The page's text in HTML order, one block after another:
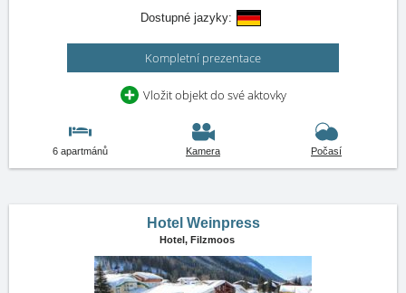
Dostupné jazyky:
Kompletní prezentace
Vložit objekt do své aktovky
6 apartmánů Kamera Počasí
Hotel Weinpress
Hotel, Filzmoos